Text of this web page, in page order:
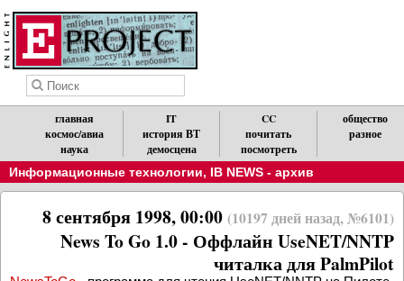
главная
космос/авиа
наука
IT
история ВТ
демосцена
CC
почитать
посмотреть
общество
разное
Информационные технологии, IB NEWS - архив
8 сентября 1998, 00:00 (10197 дней назад, №6101)
News To Go 1.0 - Оффлайн UseNET/NNTP
читалка для PalmPilot